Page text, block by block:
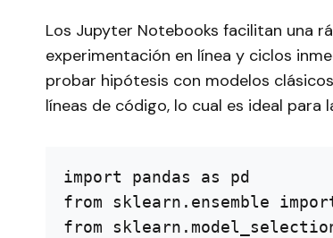
Los Jupyter Notebooks facilitan una
experimentación en línea y ciclos
probar hipótesis con modelos
líneas de código, lo cual es ideal para
import pandas as pd
from sklearn.ensemble
from